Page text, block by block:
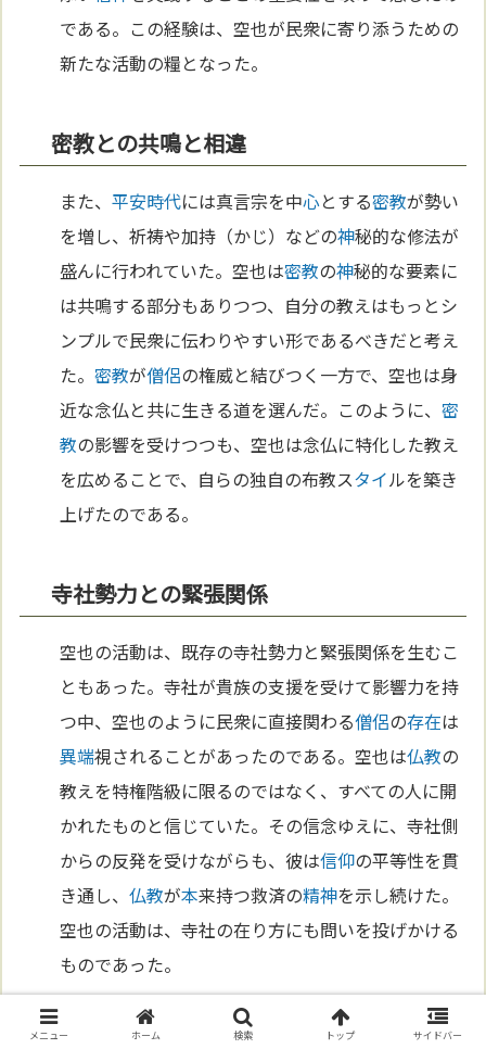
である。この経験は、空也が民衆に寄り添うための
新たな活動の糧となった。
密教との共鳴と相違
また、平安時代には真言宗を中心とする密教が勢い
を増し、祈祷や加持（かじ）などの神秘的な修法が
盛んに行われていた。空也は密教の神秘的な要素に
は共鳴する部分もありつつ、自分の教えはもっとシ
ンプルで民衆に伝わりやすい形であるべきだと考え
た。密教が僧侶の権威と結びつく一方で、空也は身
近な念仏と共に生きる道を選んだ。このように、密
教の影響を受けつつも、空也は念仏に特化した教え
を広めることで、自らの独自の布教スタイルを築き
上げたのである。
寺社勢力との緊張関係
空也の活動は、既存の寺社勢力と緊張関係を生むこ
ともあった。寺社が貴族の支援を受けて影響力を持
つ中、空也のように民衆に直接関わる僧侶の存在は
異端視されることがあったのである。空也は仏教の
教えを特権階級に限るのではなく、すべての人に開
かれたものと信じていた。その信念ゆえに、寺社側
からの反発を受けながらも、彼は信仰の平等性を貫
き通し、仏教が本来持つ救済の精神を示し続けた。
空也の活動は、寺社の在り方にも問いを投げかける
ものであった。
メニュー ホーム 検索 トップ サイドバー